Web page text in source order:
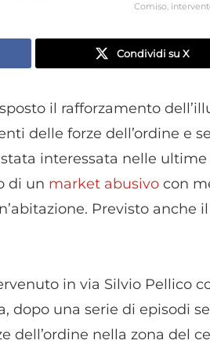
Comiso,
Condividi su X
il rafforzamento
delle forze dell’ordine e
stata interessata nelle
di un market abusivo con
Previsto anche
in via Silvio Pellico
dopo una serie di episodi
dell’ordine nella zona del